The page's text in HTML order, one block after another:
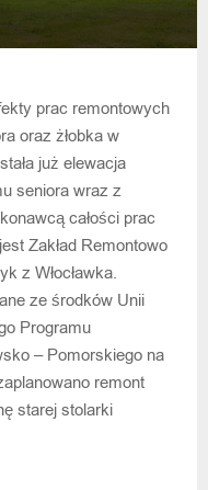
prac remontowych
oraz żłobka w
już elewacja
seniora wraz z
całości prac
Zakład Remontowo
z Włocławka.
ze środków Unii
Programu
– Pomorskiego na
remont
starej stolarki